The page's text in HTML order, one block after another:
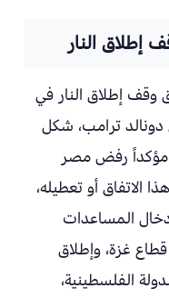
إطلاق النار
وقف إطلاق النار في
دونالد ترامب، شكل
مؤكداً رفض مصر
الاتفاق أو تعطيله،
المساعدات
غزة، وإطلاق
الفلسطينية،